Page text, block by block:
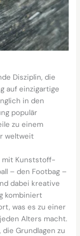
Disziplin, die
auf einzigartige
in den
populär
zu einem
weltweit
mit Kunststoff-
– den Footbag –
dabei kreative
kombiniert
was es zu einer
Alters macht.
Grundlagen zu